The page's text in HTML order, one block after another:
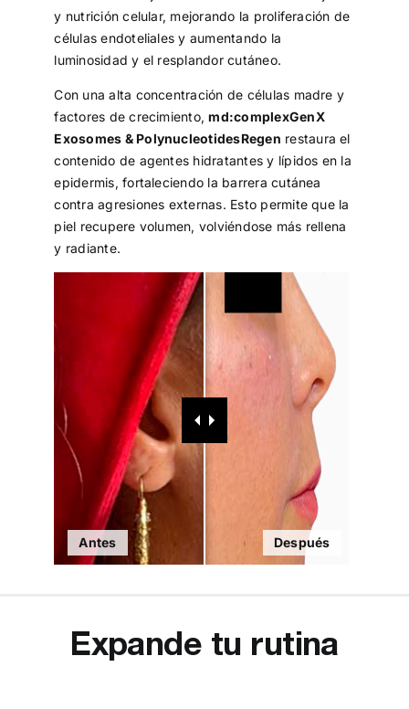
y nutrición celular, mejorando la proliferación de
células endoteliales y aumentando la
luminosidad y el resplandor cutáneo.
Con una alta concentración de células madre y
factores de crecimiento,md:complexGenX
Exosomes & PolynucleotidesRegen restaura el
contenido de agentes hidratantes y lípidos en la
epidermis, fortaleciendo la barrera cutánea
contra agresiones externas. Esto permite que la
piel recupere volumen, volviéndose más rellena
y radiante.
Antes Después
Expande tu rutina